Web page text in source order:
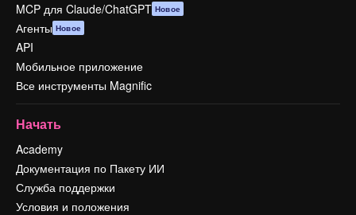
MCP для Claude/ChatGPT Новое
Агенты Новое
API
Мобильное приложение
Все инструменты Magnific
Начать
Academy
Документация по Пакету ИИ
Служба поддержки
Условия и положения